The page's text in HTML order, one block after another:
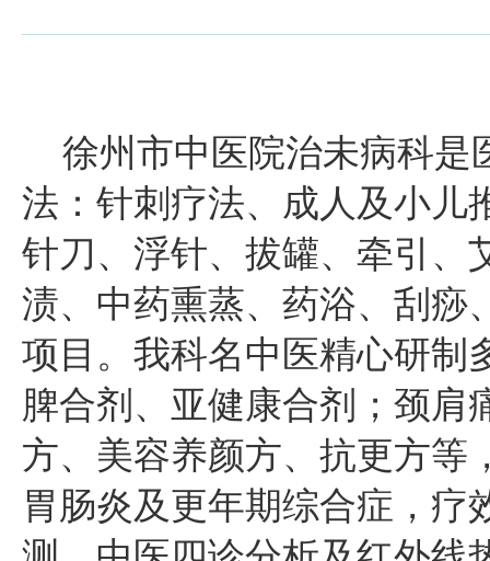
徐州市中医院治未病科是
法：针刺疗法、成人及小儿
针刀、浮针、拔罐、牵引、
渍、中药熏蒸、药浴、刮痧
项目。我科名中医精心研制
脾合剂、亚健康合剂；颈肩
方、美容养颜方、抗更方等
胃肠炎及更年期综合症，疗